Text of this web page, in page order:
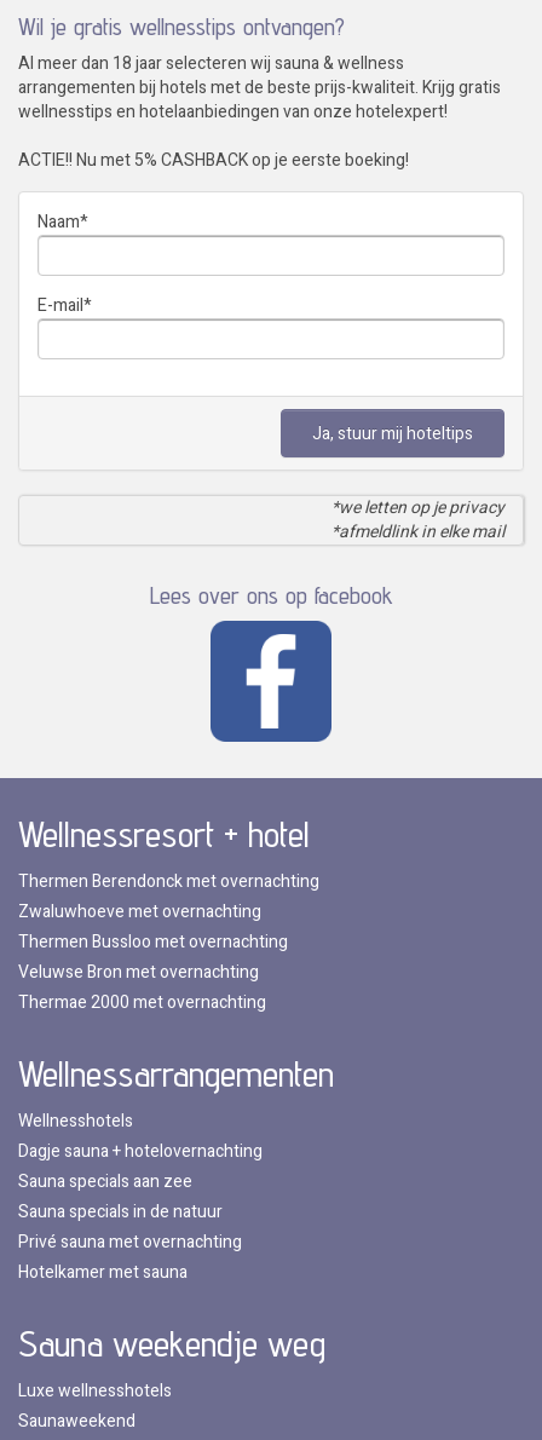
Wil je gratis wellnesstips ontvangen?
Al meer dan 18 jaar selecteren wij sauna & wellness
arrangementen bij hotels met de beste prijs-kwaliteit. Krijg gratis
wellnesstips en hotelaanbiedingen van onze hotelexpert!
ACTIE!! Nu met 5% CASHBACK op je eerste boeking!
Naam*
E-mail*
Ja, stuur mij hoteltips
*we letten op je privacy
*afmeldlink in elke mail
Lees over ons op facebook
Wellnessresort + hotel
Thermen Berendonck met overnachting
Zwaluwhoeve met overnachting
Thermen Bussloo met overnachting
Veluwse Bron met overnachting
Thermae 2000 met overnachting
Wellnessarrangementen
Wellnesshotels
Dagje sauna + hotelovernachting
Sauna specials aan zee
Sauna specials in de natuur
Privé sauna met overnachting
Hotelkamer met sauna
Sauna weekendje weg
Luxe wellnesshotels
Saunaweekend